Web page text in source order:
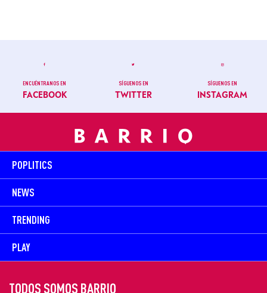
ENCUÉNTRANOS EN
FACEBOOK
SÍGUENOS EN
TWITTER
SÍGUENOS EN
INSTAGRAM
POPLITICS
NEWS
TRENDING
PLAY
TODOS SOMOS BARRIO